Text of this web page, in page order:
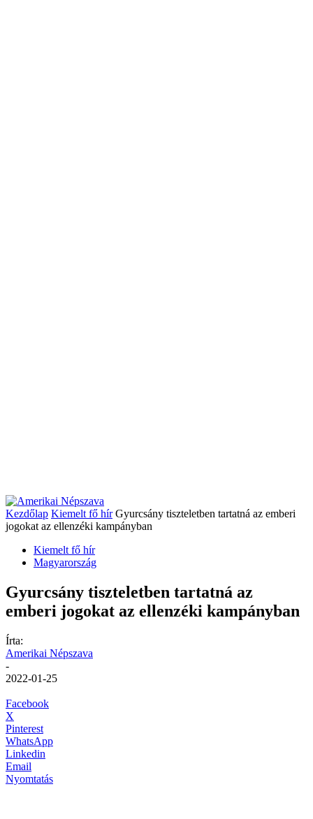
Kezdőlap Kiemelt fő hír Gyurcsány tiszteletben tartatná az emberi
jogokat az ellenzéki kampányban
Kiemelt fő hír
Magyarország
Gyurcsány tiszteletben tartatná az
emberi jogokat az ellenzéki kampányban
Írta:
Amerikai Népszava
-
2022-01-25
Facebook
X
Pinterest
WhatsApp
Linkedin
Email
Nyomtatás